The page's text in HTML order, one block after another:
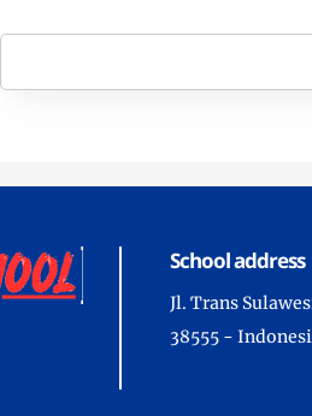
School address
Jl. Trans
38555 -